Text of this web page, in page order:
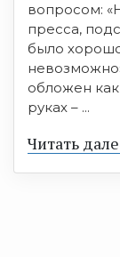
вопросом:
пресса,
было
обложен
руках – ...
Читать